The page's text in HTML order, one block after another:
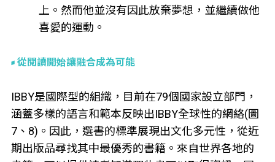
上。然而他並沒有因此放棄夢想，並繼續做他
喜愛的運動。
從閱讀開始讓融合成為可能
IBBY是國際型的組織，目前在79個國家設立部門，
涵蓋多樣的語言和範本反映出IBBY全球性的網絡(圖
7、8)。因此，選書的標準展現出文化多元性，從近
期出版品尋找其中最優秀的書籍。來自世界各地的